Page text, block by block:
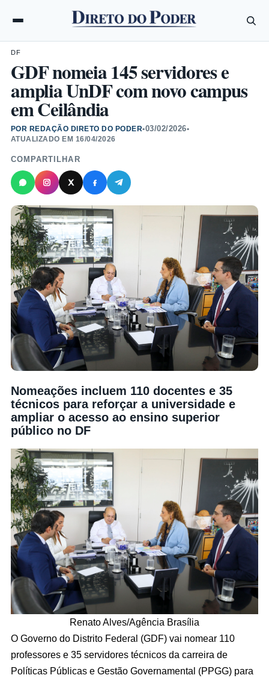
DF
GDF nomeia 145 servidores e
amplia UnDF com novo campus
em Ceilândia
POR REDAÇÃO DIRETO DO PODER•03/02/2026•
ATUALIZADO EM 16/04/2026
COMPARTILHAR
Nomeações incluem 110 docentes e 35
técnicos para reforçar a universidade e
ampliar o acesso ao ensino superior
público no DF
Renato Alves/Agência Brasília
O Governo do Distrito Federal (GDF) vai nomear 110
professores e 35 servidores técnicos da carreira de
Políticas Públicas e Gestão Governamental (PPGG) para